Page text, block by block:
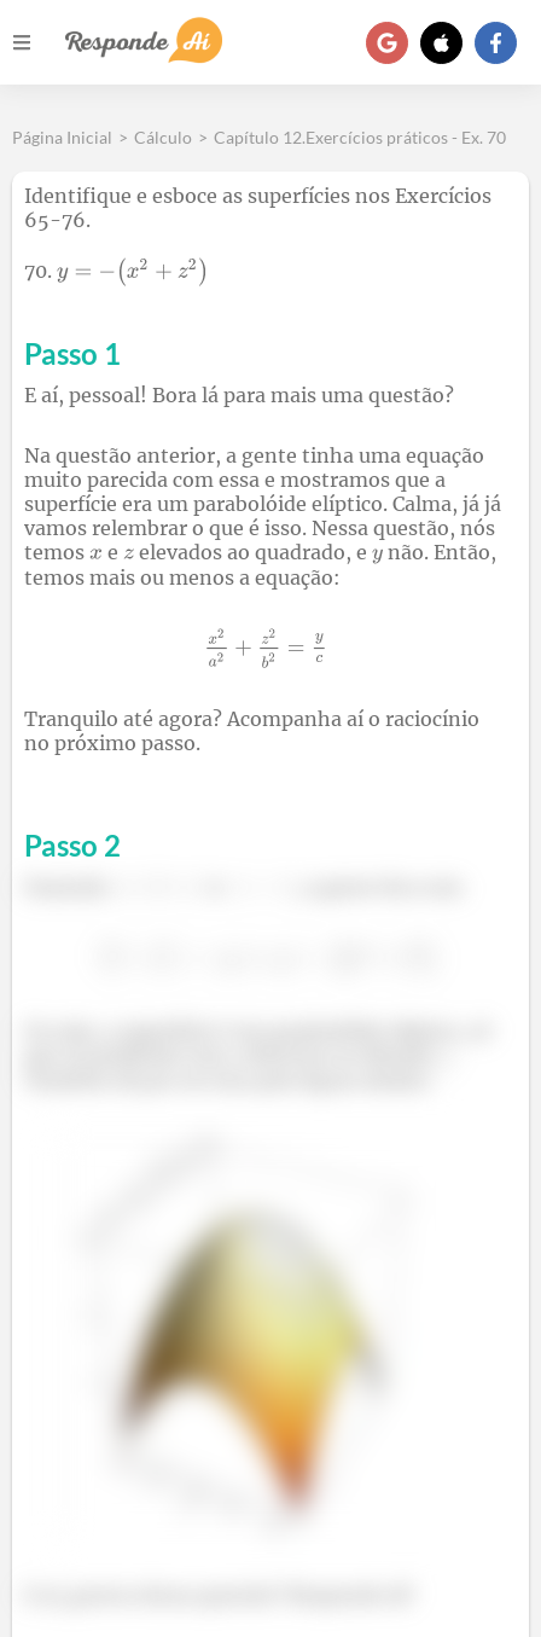
Página Inicial > Cálculo > Capítulo 12.Exercícios práticos - Ex. 70
Identifique e esboce as superfícies nos Exercícios
65-76.
70.
Passo 1
E aí, pessoal! Bora lá para mais uma questão?
Na questão anterior, a gente tinha uma equação
muito parecida com essa e mostramos que a
superfície era um parabolóide elíptico. Calma, já já
vamos relembrar o que é isso. Nessa questão, nós
temos
e elevados ao quadrado, e
não. Então,
temos mais ou menos a equação:
Tranquilo até agora? Acompanha aí o raciocínio
no próximo passo.
Passo 2